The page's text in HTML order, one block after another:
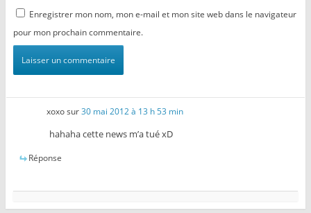
Enregistrer mon nom, mon e-mail et mon site web dans le navigateur
pour mon prochain commentaire.
xoxosur30 mai 2012 à 13 h 53 min
hahaha cette news m’a tué xD
Réponse